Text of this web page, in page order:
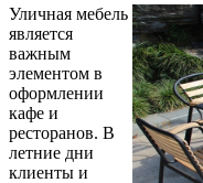
Уличная мебель
является
важным
элементом в
оформлении
кафе и
ресторанов. В
летние дни
клиенты и